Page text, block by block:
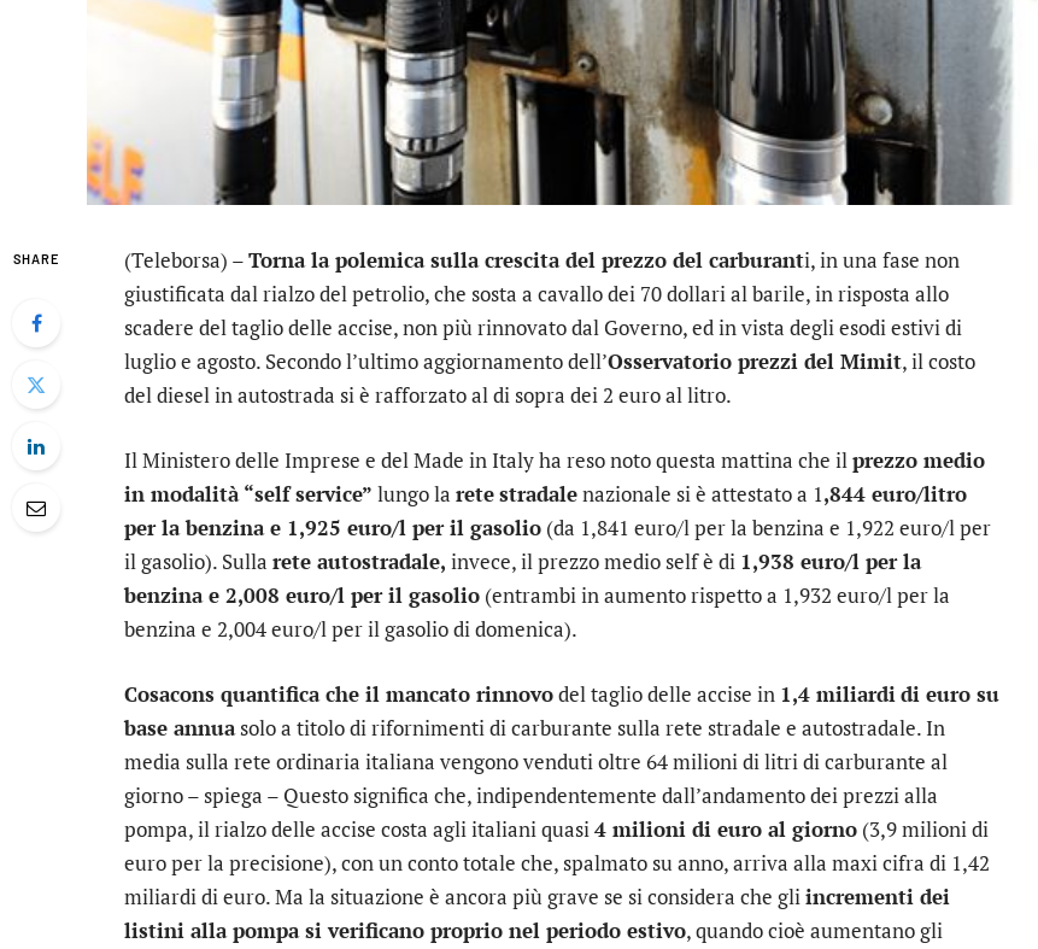
SHARE (Teleborsa) –Torna la polemica sulla crescita del prezzo del carburanti, in una fase non
giustificata dal rialzo del petrolio, che sosta a cavallo dei 70 dollari al barile, in risposta allo
scadere del taglio delle accise, non più rinnovato dal Governo, ed in vista degli esodi estivi di
luglio e agosto. Secondo l’ultimo aggiornamento dell’Osservatorio prezzi del Mimit, il costo
del diesel in autostrada si è rafforzato al di sopra dei 2 euro al litro.
Il Ministero delle Imprese e del Made in Italy ha reso noto questa mattina che ilprezzo medio
in modalità “self service” lungo la retestradalenazionale si è attestato a 1,844 euro/litro
per la benzina e 1,925 euro/l per il gasolio (da 1,841 euro/l per la benzina e 1,922 euro/l per
il gasolio). Sulla rete autostradale, invece, il prezzo medio self è di 1,938 euro/l per la
benzina e 2,008 euro/l per il gasolio (entrambi in aumento rispetto a 1,932 euro/l per la
benzina e 2,004 euro/l per il gasolio di domenica).
Cosacons quantifica che il mancato rinnovodel taglio delle accise in 1,4 miliardidi euro su
base annuasolo a titolo di rifornimenti di carburante sulla rete stradale e autostradale. In
media sulla rete ordinaria italiana vengono venduti oltre 64 milioni di litri di carburante al
giorno – spiega – Questo significa che, indipendentemente dall’andamento dei prezzi alla
pompa, il rialzo delle accise costa agli italiani quasi4 milioni di euro al giorno (3,9 milioni di
euro per la precisione), con un conto totale che, spalmato su anno, arriva alla maxi cifra di 1,42
miliardi di euro. Ma la situazione è ancora più grave se si considera che gliincrementi dei
listini alla pompa si verificano proprio nel periodo estivo, quando cioè aumentano gli